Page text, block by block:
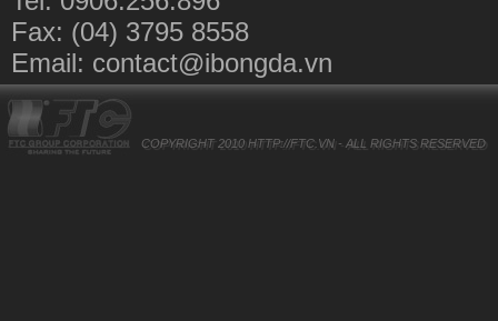
Fax: (04) 3795 8558
Email: contact@ibongda.vn
COPYRIGHT 2010 HTTP://FTC.VN - ALL RIGHTS RESERVED